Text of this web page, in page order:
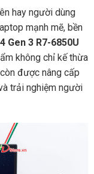
hay người dùng
mạnh mẽ, bền
Gen 3 R7-6850U
không chỉ kế thừa
được nâng cấp
trải nghiệm người